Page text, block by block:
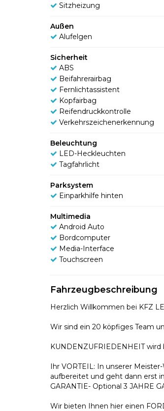
Sitzheizung
Außen
Alufelgen
Sicherheit
ABS
Beifahrerairbag
Fernlichtassistent
Kopfairbag
Reifendruckkontrolle
Verkehrszeichenerkennung
Beleuchtung
LED-Heckleuchten
Tagfahrlicht
Parksystem
Einparkhilfe hinten
Multimedia
Android Auto
Bordcomputer
Media-Interface
Touchscreen
Fahrzeugbeschreibung
Herzlich Willkommen bei KFZ
Wir sind ein 20 köpfiges Team
KUNDENZUFRIEDENHEIT
Ihr VORTEIL: In unserer
aufbereitet und geht dann erst
GARANTIE- Optional 3 JAHRE
Wir bieten Ihnen hier einen